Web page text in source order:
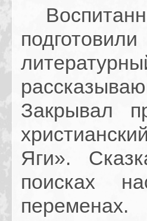
Закрывал
Яги».
поисках
переменах.